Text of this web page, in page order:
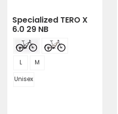
Specialized TERO X
6.0 29 NB
L
M
Unisex